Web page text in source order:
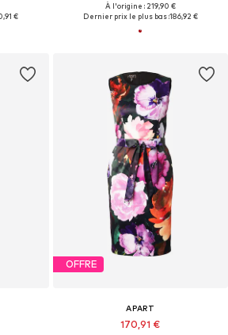
€
À l'origine : 219,90 €
Dernier prix le plus bas :186,92 €
OFFRE
APART
170,91 €